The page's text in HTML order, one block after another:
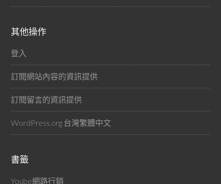
其他操作
登入
訂閱網站內容的資訊提供
訂閱留言的資訊提供
WordPress.org 台灣繁體中文
書籤
Yoube網路行銷